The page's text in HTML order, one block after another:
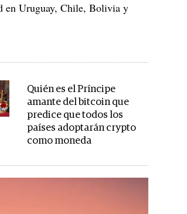
en Uruguay, Chile, Bolivia y
Quién es el Príncipe
amante del bitcoin que
predice que todos los
países adoptarán crypto
como moneda